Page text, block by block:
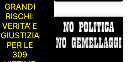
GRANDI
RISCHI:
VERITA’ E
GIUSTIZIA
PER LE
309